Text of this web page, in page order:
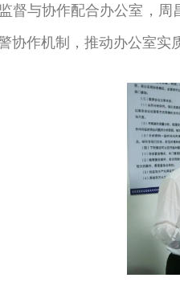
督与协作配合办公室，
协作机制，推动办公室实